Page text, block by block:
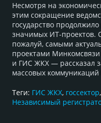
Несмотря на
этим сокращение
государство
значимых ИТ-проектов.
пожалуй, самыми
проектами
и ГИС ЖКХ — рассказал
массовых
Теги: ГИС ЖКХ, госсектор,
Независимый